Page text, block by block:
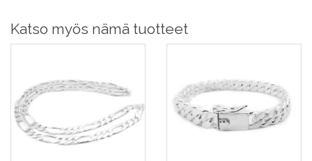
Katso myös nämä tuotteet